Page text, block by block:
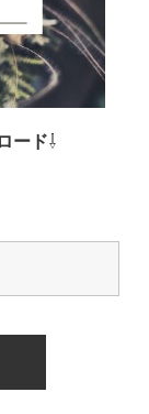
ード⇩